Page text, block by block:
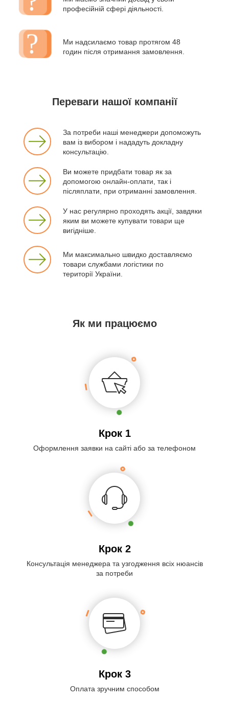
професійній сфері діяльності.
Ми надсилаємо товар протягом 48
годин після отримання замовлення.
Переваги нашої компанії
За потреби наші менеджери допоможуть
вам із вибором і нададуть докладну
консультацію.
Ви можете придбати товар як за
допомогою онлайн-оплати, так і
післяплати, при отриманні замовлення.
У нас регулярно проходять акції, завдяки
яким ви можете купувати товари ще
вигідніше.
Ми максимально швидко доставляємо
товари службами логістики по
території України.
Як ми працюємо
Крок 1
Оформлення заявки на сайті або за телефоном
Крок 2
Консультація менеджера та узгодження всіх нюансів
за потреби
Крок 3
Оплата зручним способом